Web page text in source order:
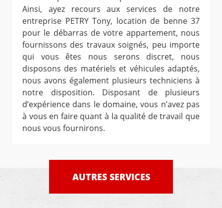
Ainsi, ayez recours aux services de notre
entreprise PETRY Tony, location de benne 37
pour le débarras de votre appartement, nous
fournissons des travaux soignés, peu importe
qui vous êtes nous serons discret, nous
disposons des matériels et véhicules adaptés,
nous avons également plusieurs techniciens à
notre disposition. Disposant de plusieurs
d’expérience dans le domaine, vous n’avez pas
à vous en faire quant à la qualité de travail que
nous vous fournirons.
AUTRES SERVICES